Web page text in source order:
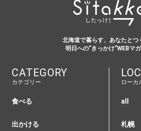
北海道で暮らす、あなたとつ
明日への”きっかけ”WEBマ
CATEGORY
カテゴリー
食べる
出かける
ローカ
all
札幌